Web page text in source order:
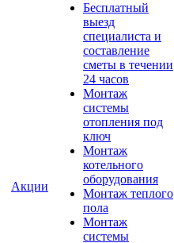
Акции
Бесплатный
выезд
специалиста и
составление
сметы в течении
24 часов
Монтаж
системы
отопления под
ключ
Монтаж
котельного
оборудования
Монтаж теплого
пола
Монтаж
системы